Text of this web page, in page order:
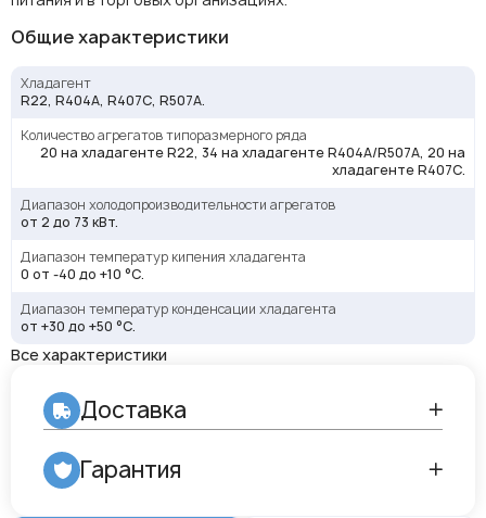
Общие характеристики
Хладагент
R22, R404A, R407C, R507A.
Количество агрегатов типоразмерного ряда
20 на хладагенте R22, 34 на хладагенте R404A/R507А, 20 на
хладагенте R407С.
Диапазон холодопроизводительности агрегатов
от 2 до 73 кВт.
Диапазон температур кипения хладагента
0 от -40 до +10 °С.
Диапазон температур конденсации хладагента
от +30 до +50 °С.
Все характеристики
Доставка
Гарантия